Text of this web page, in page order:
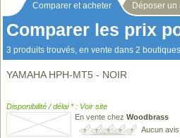
Comparer et acheter Déposer un
Comparer les prix
3 produits trouvés, en vente dans 2
YAMAHA HPH-MT5 - NOIR
Disponibilité / délai * : Voir site
En vente chez Woodbrass
Aucun